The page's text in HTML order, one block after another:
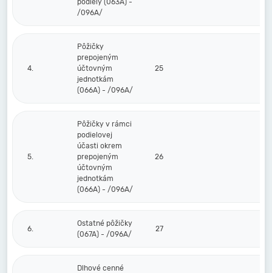
podiely (063A) -
/096A/
4.
Pôžičky
prepojeným
účtovným
jednotkám
(066A) - /096A/
25
5.
Pôžičky v rámci
podielovej
účasti okrem
prepojeným
účtovným
jednotkám
(066A) - /096A/
26
6.
Ostatné pôžičky
(067A) - /096A/
27
Dlhové cenné